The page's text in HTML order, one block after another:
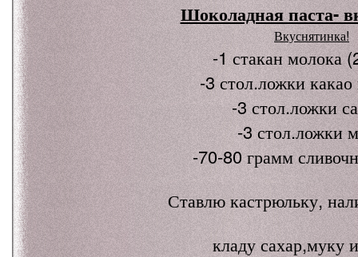
Шоколадная паста-
Вкуснятинка!
-1 стакан молока
-3 стол.ложки
-3 стол.ложки
-3 стол.ложки
-70-80 грамм
Ставлю кастрюльку,
кладу сахар,муку